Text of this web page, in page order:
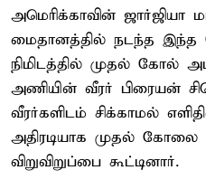
அமெரிக்காவின்
மைதானத்தில் நடந்த இந்த
நிமிடத்தில் முதல் கோல்
அணியின் வீரர் பிரையன்
வீரர்களிடம் சிக்காமல்
அதிரடியாக முதல்
விறுவிறுப்பை கூட்டினார்.